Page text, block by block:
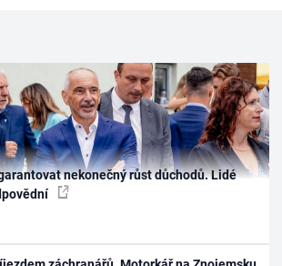
nekonečný růst důchodů. Lidé